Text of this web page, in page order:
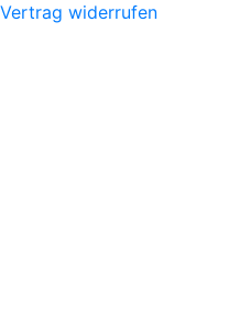
Vertrag widerrufen